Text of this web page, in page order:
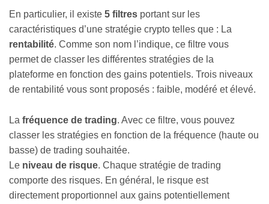
En particulier, il existe 5 filtres portant sur les
caractéristiques d’une stratégie crypto telles que : La
rentabilité. Comme son nom l’indique, ce filtre vous
permet de classer les différentes stratégies de la
plateforme en fonction des gains potentiels. Trois niveaux
de rentabilité vous sont proposés : faible, modéré et élevé.
La fréquence de trading. Avec ce filtre, vous pouvez
classer les stratégies en fonction de la fréquence (haute ou
basse) de trading souhaitée.
Le niveau de risque. Chaque stratégie de trading
comporte des risques. En général, le risque est
directement proportionnel aux gains potentiellement